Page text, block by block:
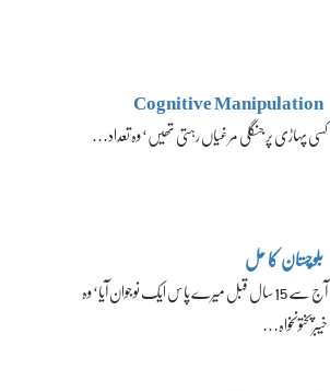
Cognitive Manipulation
کسی پہاڑی پر جنگلی مرغیاں رہتی تھیں‘ وہ تعداد…
بلوچستان کا حل
آج سے 15 سال قبل میرے پاس ایک نوجوان آیا‘ وہ
خیبرپختونخواہ…